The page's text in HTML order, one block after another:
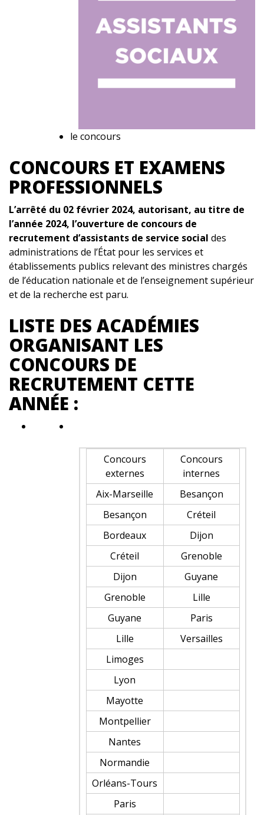
le concours
CONCOURS ET EXAMENS
PROFESSIONNELS
L’arrêté du 02 février 2024, autorisant, au titre de
l’année 2024, l’ouverture de concours de
recrutement d’assistants de service social des
administrations de l’État pour les services et
établissements publics relevant des ministres chargés
de l’éducation nationale et de l’enseignement supérieur
et de la recherche est paru.
LISTE DES ACADÉMIES
ORGANISANT LES
CONCOURS DE
RECRUTEMENT CETTE
ANNÉE :
Concours
externes
Concours
internes
Aix-Marseille
Besançon
Besançon
Créteil
Bordeaux
Dijon
Créteil
Grenoble
Dijon
Guyane
Grenoble
Lille
Guyane
Paris
Lille
Versailles
Limoges
Lyon
Mayotte
Montpellier
Nantes
Normandie
Orléans-Tours
Paris